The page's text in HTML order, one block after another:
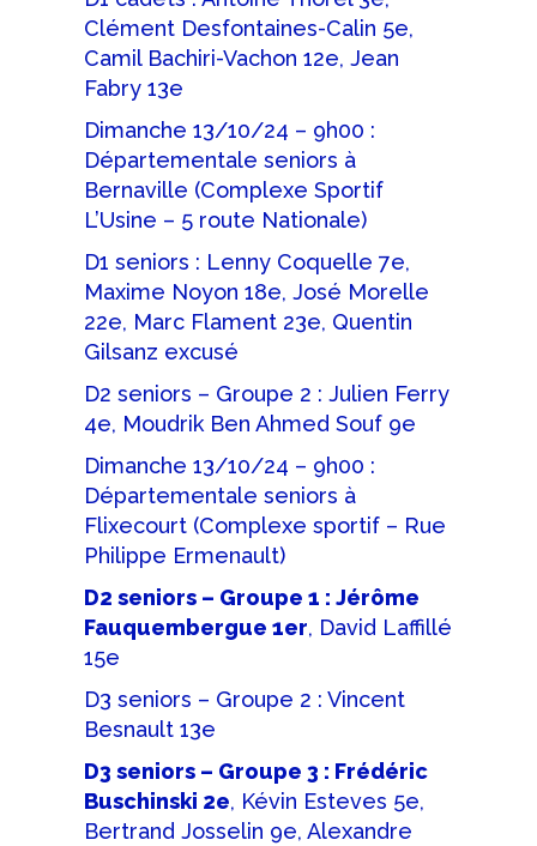
Clément Desfontaines-Calin 5e,
Camil Bachiri-Vachon 12e, Jean
Fabry 13e
Dimanche 13/10/24 – 9h00 :
Départementale seniors à
Bernaville (Complexe Sportif
L’Usine – 5 route Nationale)
D1 seniors : Lenny Coquelle 7e,
Maxime Noyon 18e, José Morelle
22e, Marc Flament 23e, Quentin
Gilsanz excusé
D2 seniors – Groupe 2 : Julien Ferry
4e, Moudrik Ben Ahmed Souf 9e
Dimanche 13/10/24 – 9h00 :
Départementale seniors à
Flixecourt (Complexe sportif – Rue
Philippe Ermenault)
D2 seniors – Groupe 1 : Jérôme
Fauquembergue 1er, David Laffillé
15e
D3 seniors – Groupe 2 : Vincent
Besnault 13e
D3 seniors – Groupe 3 : Frédéric
Buschinski 2e, Kévin Esteves 5e,
Bertrand Josselin 9e, Alexandre